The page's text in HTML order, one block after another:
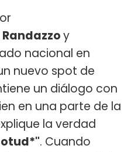
y
nacional en
nuevo spot de
un diálogo con
en una parte de la
la verdad
. Cuando